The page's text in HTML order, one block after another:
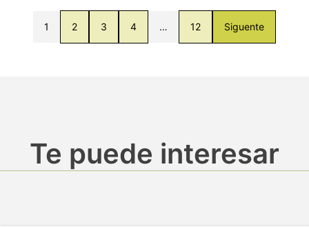
1 2 3 4 … 12 Siguente
Te puede interesar